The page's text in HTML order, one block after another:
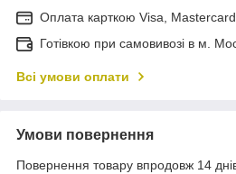
Оплата карткою Visa,
Готівкою при самовивозі в м.
Всі умови оплати
Умови повернення
Повернення товару впродовж 14